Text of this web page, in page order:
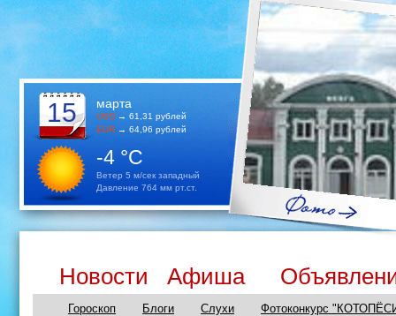
15 марта
USD → 61,31 рублей
EUR → 64,96 рублей
-4 °C
Ветер 5 м/сек западный
Давление 764 мм рт.ст.
Новости Афиша
Гороскоп Блоги Слухи Фотоконкурс